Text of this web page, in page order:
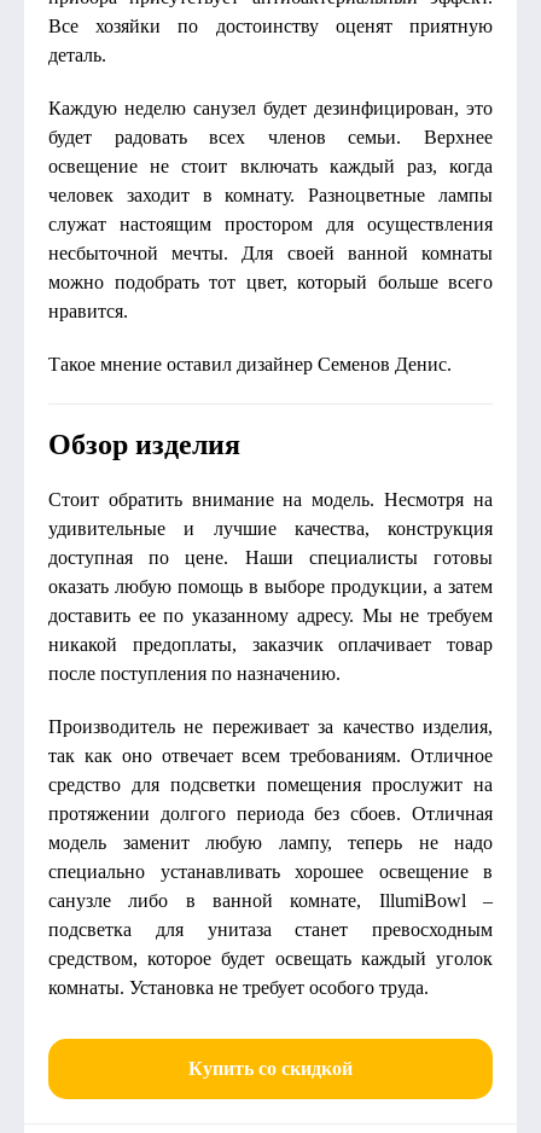
Все хозяйки по достоинству оценят приятную
деталь.
Каждую неделю санузел будет дезинфицирован, это
будет радовать всех членов семьи. Верхнее
освещение не стоит включать каждый раз, когда
человек заходит в комнату. Разноцветные лампы
служат настоящим простором для осуществления
несбыточной мечты. Для своей ванной комнаты
можно подобрать тот цвет, который больше всего
нравится.
Такое мнение оставил дизайнер Семенов Денис.
Обзор изделия
Стоит обратить внимание на модель. Несмотря на
удивительные и лучшие качества, конструкция
доступная по цене. Наши специалисты готовы
оказать любую помощь в выборе продукции, а затем
доставить ее по указанному адресу. Мы не требуем
никакой предоплаты, заказчик оплачивает товар
после поступления по назначению.
Производитель не переживает за качество изделия,
так как оно отвечает всем требованиям. Отличное
средство для подсветки помещения прослужит на
протяжении долгого периода без сбоев. Отличная
модель заменит любую лампу, теперь не надо
специально устанавливать хорошее освещение в
санузле либо в ванной комнате, IllumiBowl –
подсветка для унитаза станет превосходным
средством, которое будет освещать каждый уголок
комнаты. Установка не требует особого труда.
Купить со скидкой